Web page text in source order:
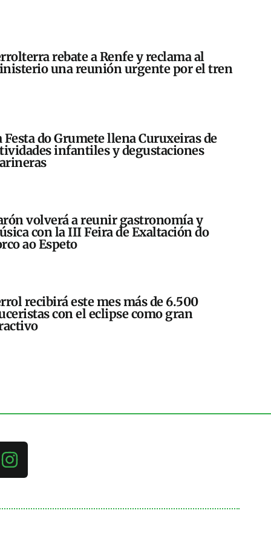
rebate a Renfe y reclama al
una reunión urgente por el tren
Festa do Grumete llena Curuxeiras de
infantiles y degustaciones
volverá a reunir gastronomía y
con la III Feira de Exaltación do
ao Espeto
recibirá este mes más de 6.500
con el eclipse como gran